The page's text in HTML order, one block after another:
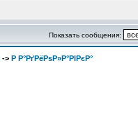
Показать сообщения:
-> Р Р°РґРёРѕР»Р°РІРєР°